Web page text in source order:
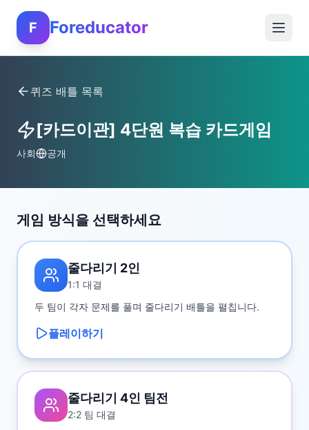
F Foreducator
퀴즈 배틀 목록
[카드이관] 4단원 복습 카드게임
사회 공개
게임 방식을 선택하세요
줄다리기 2인
1:1 대결
두 팀이 각자 문제를 풀며 줄다리기 배틀을 펼칩니다.
플레이하기
줄다리기 4인 팀전
2:2 팀 대결